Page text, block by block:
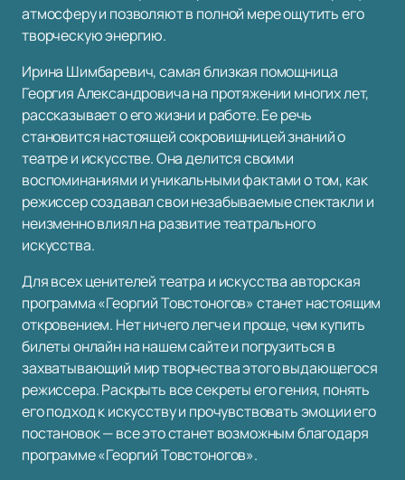
атмосферу и позволяют в полной мере ощутить его
творческую энергию.
Ирина Шимбаревич, самая близкая помощница
Георгия Александровича на протяжении многих лет,
рассказывает о его жизни и работе. Ее речь
становится настоящей сокровищницей знаний о
театре и искусстве. Она делится своими
воспоминаниями и уникальными фактами о том, как
режиссер создавал свои незабываемые спектакли и
неизменно влиял на развитие театрального
искусства.
Для всех ценителей театра и искусства авторская
программа «Георгий Товстоногов» станет настоящим
откровением. Нет ничего легче и проще, чем купить
билеты онлайн на нашем сайте и погрузиться в
захватывающий мир творчества этого выдающегося
режиссера. Раскрыть все секреты его гения, понять
его подход к искусству и прочувствовать эмоции его
постановок — все это станет возможным благодаря
программе «Георгий Товстоногов».